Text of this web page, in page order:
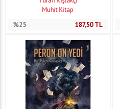
Muhit Kitap
%25
187,50TL